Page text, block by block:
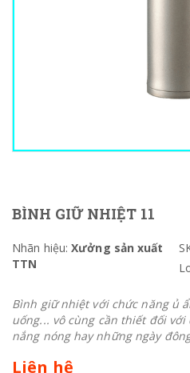
BÌNH GIỮ NHIỆT 11
Nhãn hiệu: Xưởng sản xuất
TTN
Bình giữ nhiệt với chức năng ủ
uống... vô cùng cần thiết đối
nắng nóng hay những ngày
Liên hệ